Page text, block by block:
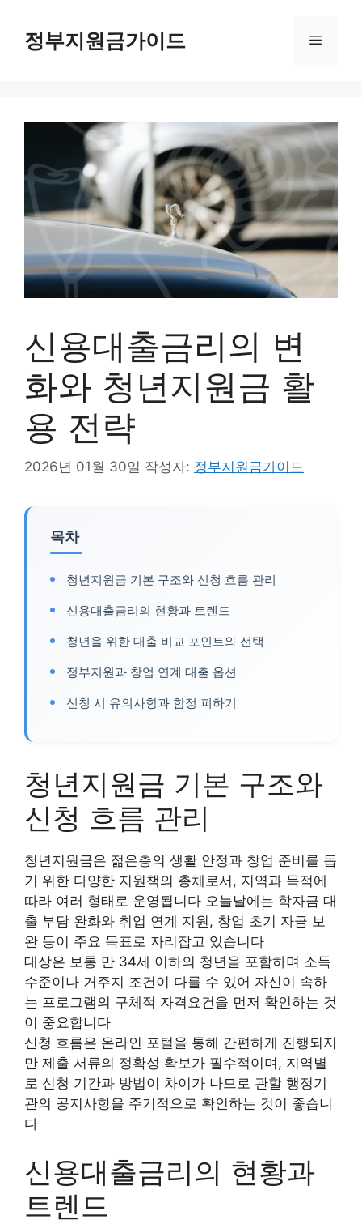
정부지원금가이드 메
신용대출금리의 변
화와 청년지원금 활
용 전략
2026년 01월 30일 작성자: 정부지원금가이드
목차
청년지원금 기본 구조와 신청 흐름 관리
신용대출금리의 현황과 트렌드
청년을 위한 대출 비교 포인트와 선택
정부지원과 창업 연계 대출 옵션
신청 시 유의사항과 함정 피하기
청년지원금 기본 구조와
신청 흐름 관리
청년지원금은 젊은층의 생활 안정과 창업 준비를 돕
기 위한 다양한 지원책의 총체로서, 지역과 목적에
따라 여러 형태로 운영됩니다 오늘날에는 학자금 대
출 부담 완화와 취업 연계 지원, 창업 초기 자금 보
완 등이 주요 목표로 자리잡고 있습니다
대상은 보통 만 34세 이하의 청년을 포함하며 소득
수준이나 거주지 조건이 다를 수 있어 자신이 속하
는 프로그램의 구체적 자격요건을 먼저 확인하는 것
이 중요합니다
신청 흐름은 온라인 포털을 통해 간편하게 진행되지
만 제출 서류의 정확성 확보가 필수적이며, 지역별
로 신청 기간과 방법이 차이가 나므로 관할 행정기
관의 공지사항을 주기적으로 확인하는 것이 좋습니
다
신용대출금리의 현황과
트렌드